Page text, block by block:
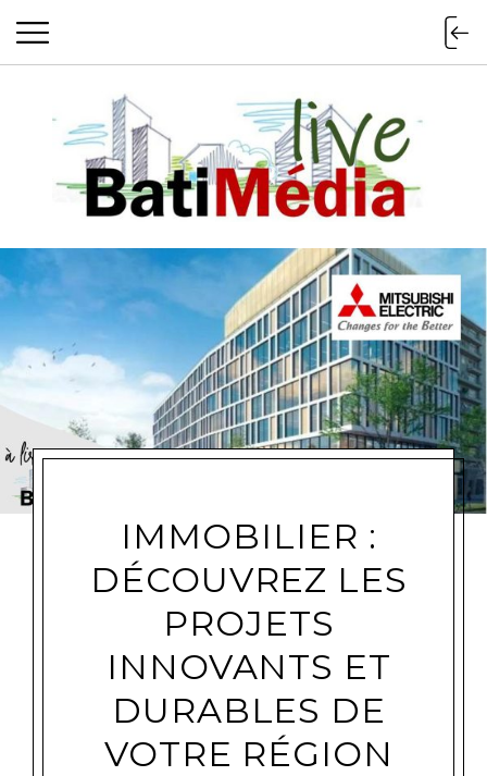
Batimedialive
IMMOBILIER :
DÉCOUVREZ LES
PROJETS
INNOVANTS ET
DURABLES DE
VOTRE RÉGION